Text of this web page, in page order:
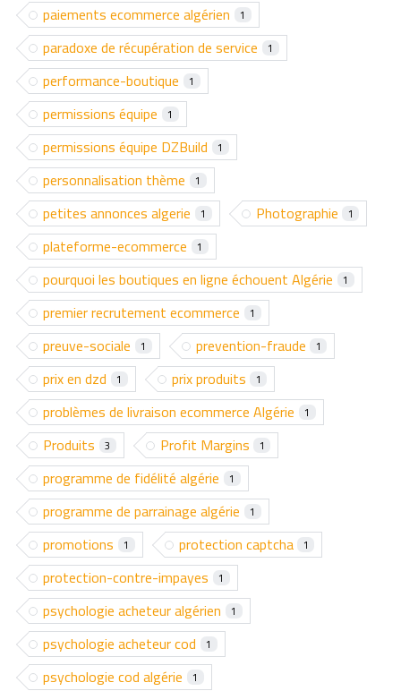
paiements ecommerce algérien 1
paradoxe de récupération de service 1
performance-boutique 1
permissions équipe 1
permissions équipe DZBuild 1
personnalisation thème 1
petites annonces algerie 1 Photographie 1
plateforme-ecommerce 1
pourquoi les boutiques en ligne échouent Algérie 1
premier recrutement ecommerce 1
preuve-sociale 1 prevention-fraude 1
prix en dzd 1 prix produits 1
problèmes de livraison ecommerce Algérie 1
Produits 3 Profit Margins 1
programme de fidélité algérie 1
programme de parrainage algérie 1
promotions 1 protection captcha 1
protection-contre-impayes 1
psychologie acheteur algérien 1
psychologie acheteur cod 1
psychologie cod algérie 1